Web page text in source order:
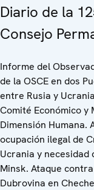
Diario de la
Consejo
Informe del
de la OSCE en dos
entre Rusia y
Comité Económico y
Dimensión Humana.
ocupación ilegal de
Ucrania y necesidad
Minsk. Ataque
Dubrovina en